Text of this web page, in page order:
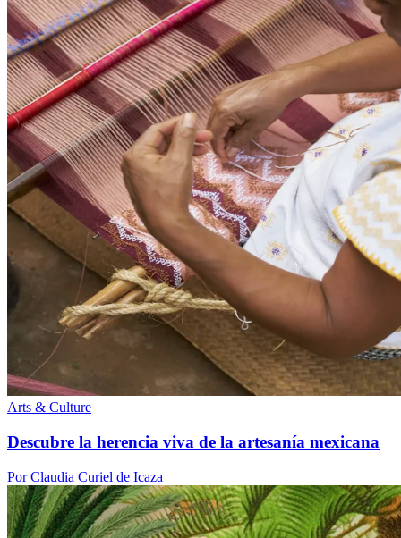
Arts & Culture
Descubre la herencia viva de la artesanía mexicana
Por Claudia Curiel de Icaza